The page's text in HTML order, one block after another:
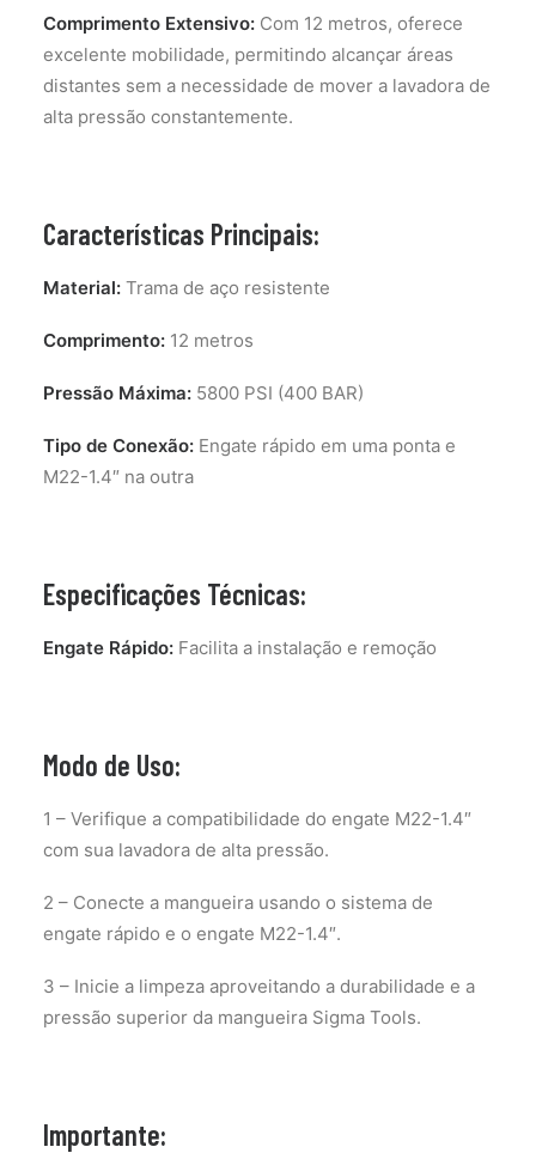
Comprimento Extensivo: Com 12 metros, oferece
excelente mobilidade, permitindo alcançar áreas
distantes sem a necessidade de mover a lavadora de
alta pressão constantemente.
Características Principais:
Material: Trama de aço resistente
Comprimento: 12 metros
Pressão Máxima: 5800 PSI (400 BAR)
Tipo de Conexão: Engate rápido em uma ponta e
M22-1.4″ na outra
Especificações Técnicas:
Engate Rápido: Facilita a instalação e remoção
Modo de Uso:
1 – Verifique a compatibilidade do engate M22-1.4″
com sua lavadora de alta pressão.
2 – Conecte a mangueira usando o sistema de
engate rápido e o engate M22-1.4″.
3 – Inicie a limpeza aproveitando a durabilidade e a
pressão superior da mangueira Sigma Tools.
Importante: